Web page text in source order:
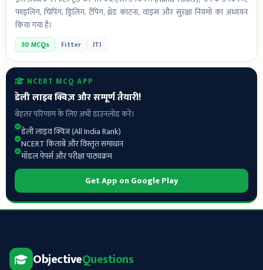
फाइलिंग, चिपिंग, ड्रिलिंग, टैपिंग, थ्रेड काटना, वाइस और सुरक्षा नियमों का अध्ययन
किया गया है।
30 MCQs Fitter ITI
NCERT MCQ APP
डेली लाइव क्विज़ और सम्पूर्ण तैयारी!
बेहतर परिणाम के लिए अभी डाउनलोड करें।
डेली लाइव क्विज़ (All India Rank)
NCERT किताबें और विस्तृत समाधान
मॉडल पेपर्स और परीक्षा पाठ्यक्रम
Get App on Google Play
ObjectiveQuestions